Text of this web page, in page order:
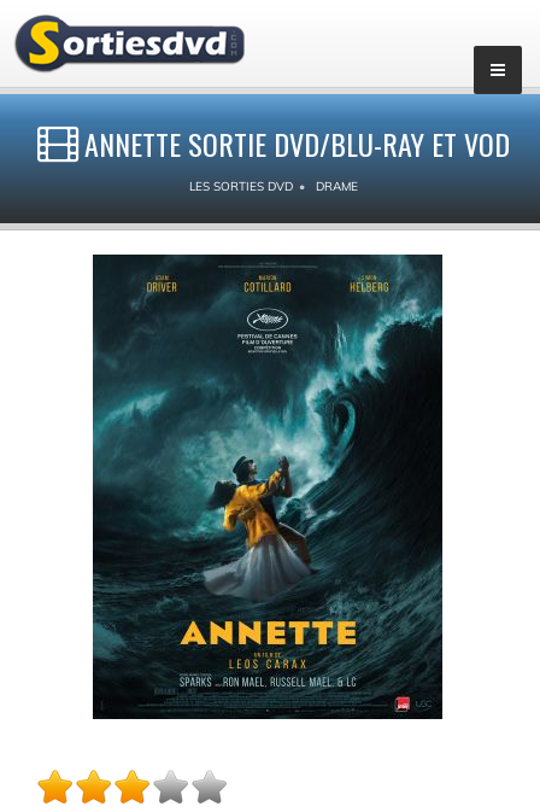
ANNETTE SORTIE DVD/BLU-RAY ET VOD
LES SORTIES DVD DRAME